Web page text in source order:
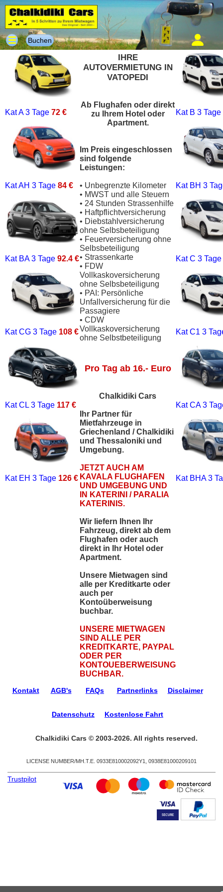
Buchen
Kat A3 Tage 72 €
Kat AH 3 Tage 84 €
Kat BA3 Tage 92.4 €
Kat CG 3 Tage 108 €
Kat CL 3 Tage 117 €
Kat EH 3 Tage 126 €
IHRE
AUTOVERMIETUNG IN
VATOPEDI
Ab Flughafen oder direkt
zu Ihrem Hotel oder
Apartment.
Im Preis eingeschlossen
sind folgende
Leistungen:
• Unbegrenzte Kilometer
• MWST und alle Steuern
• 24 Stunden Strassenhilfe
• Haftpflichtversicherung
• Diebstahlversicherung
ohne Selbsbeteiligung
• Feuerversicherung ohne
Selbsbeteiligung
• Strassenkarte
• FDW
Vollkaskoversicherung
ohne Selbsbeteiligung
• PAI: Persönliche
Unfallversicherung für die
Passagiere
• CDW
Vollkaskoversicherung
ohne Selbstbeteiligung
Pro Tag ab 16.- Euro
Chalkidiki Cars
Ihr Partner für
Mietfahrzeuge in
Griechenland / Chalkidiki
und Thessaloniki und
Umgebung.
JETZT AUCH AM
KAVALA FLUGHAFEN
UND UMGEBUNG UND
IN KATERINI / PARALIA
KATERINIS.
Wir liefern Ihnen Ihr
Fahrzeug, direkt ab dem
Flughafen oder auch
direkt in Ihr Hotel oder
Apartment.
Unsere Mietwagen sind
alle per Kreditkarte oder
auch per
Kontoüberweisung
buchbar.
UNSERE MIETWAGEN
SIND ALLE PER
KREDITKARTE, PAYPAL
ODER PER
KONTOUEBERWEISUNG
BUCHBAR.
Kat B 3 Tage
Kat BH 3
Kat C 3 Tage
Kat C1 3
Kat CA3
Kat BHA3
Kontakt AGB's FAQs Partnerlinks Disclaimer
Datenschutz Kostenlose Fahrt
Chalkidiki Cars © 2003-2026. All rights reserved.
LICENSE NUMBER/ΜΗ.Τ.Ε. 0933Ε810002092Υ1, 0938Ε81000209101
Trustpilot